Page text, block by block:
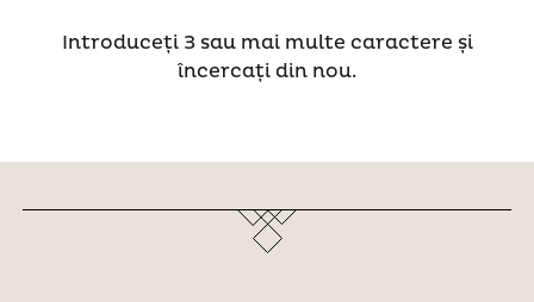
Introduceți 3 sau mai multe caractere și
încercați din nou.